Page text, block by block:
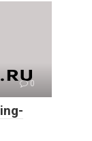
0